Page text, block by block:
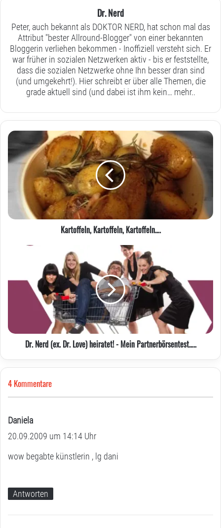
Dr. Nerd
Peter, auch bekannt als DOKTOR NERD, hat schon mal das
Attribut "bester Allround-Blogger" von einer bekannten
Bloggerin verliehen bekommen - Inoffiziell versteht sich. Er
war früher in sozialen Netzwerken aktiv - bis er feststellte,
dass die sozialen Netzwerke ohne Ihn besser dran sind
(und umgekehrt!). Hier schreibt er über alle Themen, die
grade aktuell sind (und dabei ist ihm kein… mehr..
Kartoffeln,
Kartoffeln,
Kartoffeln….
Kartoffeln, Kartoffeln, Kartoffeln….
Dr.
Mein
Partnerbörsentest…..
Dr. Nerd (ex. Dr. Love) heiratet! - Mein Partnerbörsentest…..
4 Kommentare
Daniela
a
g
20.09.2009 um 14:14 Uhr
wow begabte künstlerin , lg dani
Antworten